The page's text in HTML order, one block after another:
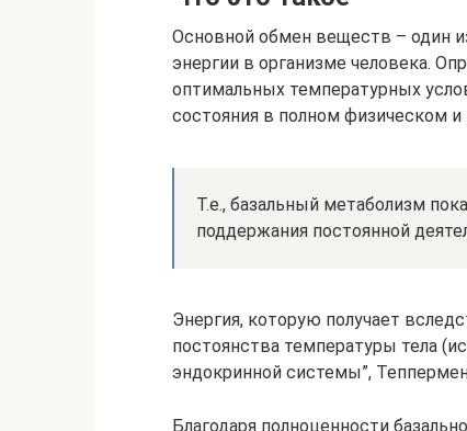
Основной обмен веществ – один
энергии в организме человека.
оптимальных температурных
состояния в полном физическом и
Т.е., базальный метаболизм
поддержания постоянной
Энергия, которую получает
постоянства температуры тела
эндокринной системы”,
Благодаря полноценности